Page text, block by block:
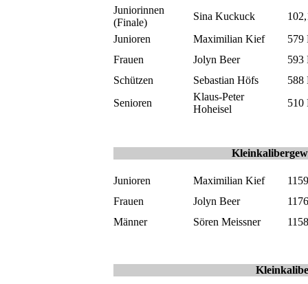
Juniorinnen
(Finale)
Sina Kuckuck
Junioren
Maximilian Kief
579
Frauen
Jolyn Beer
593
Schützen
Sebastian Höfs
588
Senioren
Klaus-Peter
Hoheisel
510
Junioren Maximilian Kief
Frauen
Jolyn Beer
Männer
Sören Meissner